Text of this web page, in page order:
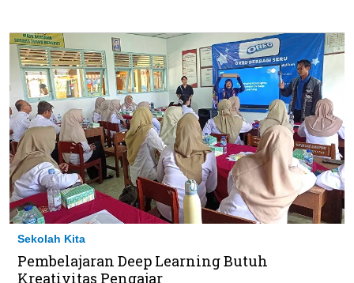
Sekolah Kita
Pembelajaran Deep Learning Butuh
Kreativitas Pengajar